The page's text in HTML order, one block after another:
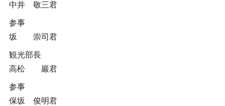
中井 敬三君
参事
坂 崇司君
観光部長
高松 巖君
参事
保坂 俊明君